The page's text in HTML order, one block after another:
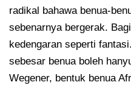
radikal bahawa benua-
sebenarnya bergerak.
kedengaran seperti
sebesar benua boleh
Wegener, bentuk benua